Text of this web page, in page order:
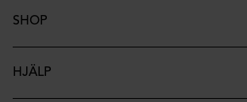
SHOP
Isolerade Flaskor
Isolerade Termosmuggar
HJÄLP